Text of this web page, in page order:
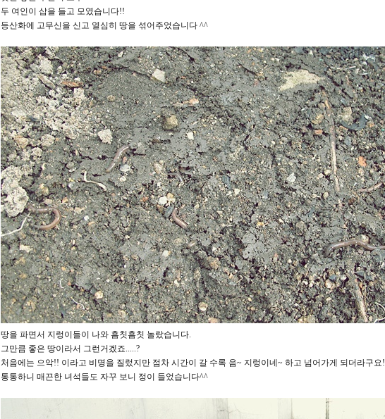
두 여인이 삽을 들고 모였습니다!!
등산화에 고무신을 신고 열심히 땅을 섞어주었습니다 ^^
땅을 파면서 지렁이들이 나와 흠칫흠칫 놀랐습니다.
그만큼 좋은 땅이라서 그런거겠죠.....?
처음에는 으악!! 이라고 비명을 질렀지만 점차 시간이 갈 수록 음~ 지렁이네~ 하고 넘어가게 되더라구요!
통통하니 매끈한 녀석들도 자꾸 보니 정이 들었습니다^^